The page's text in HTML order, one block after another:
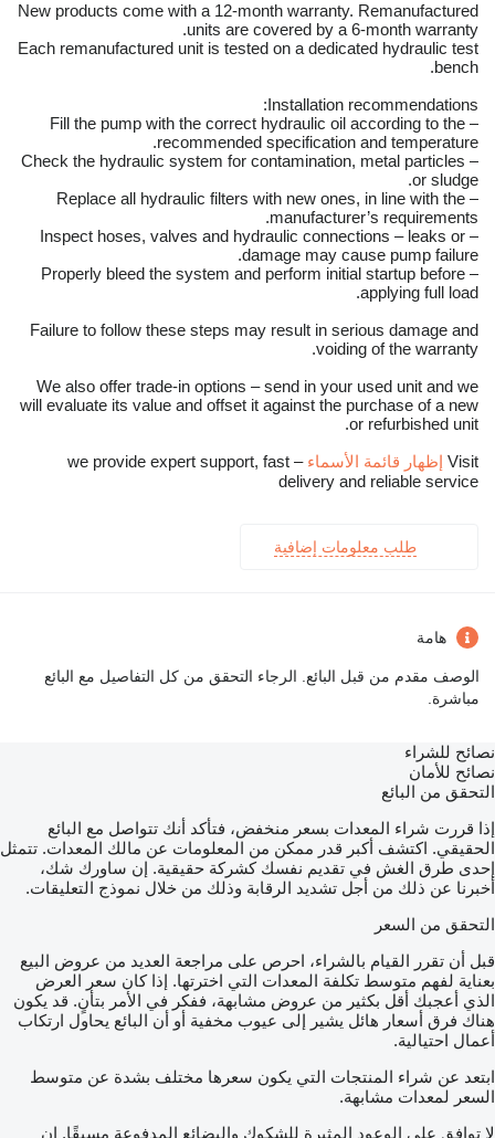
New products come with a 12-month warranty. Remanufactured
units are covered by a 6-month warranty.
Each remanufactured unit is tested on a dedicated hydraulic test
bench.
Installation recommendations:
– Fill the pump with the correct hydraulic oil according to the
recommended specification and temperature.
– Check the hydraulic system for contamination, metal particles
or sludge.
– Replace all hydraulic filters with new ones, in line with the
manufacturer’s requirements.
– Inspect hoses, valves and hydraulic connections – leaks or
damage may cause pump failure.
– Properly bleed the system and perform initial startup before
applying full load.
Failure to follow these steps may result in serious damage and
voiding of the warranty.
We also offer trade-in options – send in your used unit and we
will evaluate its value and offset it against the purchase of a new
or refurbished unit.
Visit إظهار قائمة الأسماء
– we provide expert support, fast
delivery and reliable service
طلب معلومات إضافية
هامة
الوصف مقدم من قبل البائع. الرجاء التحقق من كل التفاصيل مع البائع
مباشرة.
نصائح للشراء
نصائح للأمان
التحقق من البائع
إذا قررت شراء المعدات بسعر منخفض، فتأكد أنك تتواصل مع البائع
الحقيقي. اكتشف أكبر قدر ممكن من المعلومات عن مالك المعدات. تتمثل
إحدى طرق الغش في تقديم نفسك كشركة حقيقية. إن ساورك شك،
أخبرنا عن ذلك من أجل تشديد الرقابة وذلك من خلال نموذج التعليقات.
التحقق من السعر
قبل أن تقرر القيام بالشراء، احرص على مراجعة العديد من عروض البيع
بعناية لفهم متوسط تكلفة المعدات التي اخترتها. إذا كان سعر العرض
الذي أعجبك أقل بكثير من عروض مشابهة، ففكر في الأمر بتأنٍ. قد يكون
هناك فرق أسعار هائل يشير إلى عيوب مخفية أو أن البائع يحاول ارتكاب
أعمال احتيالية.
ابتعد عن شراء المنتجات التي يكون سعرها مختلف بشدة عن متوسط
السعر لمعدات مشابهة.
لا توافق على الوعود المثيرة للشكوك والبضائع المدفوعة مسبقًا. إن